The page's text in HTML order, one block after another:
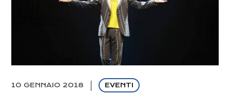
10 GENNAIO 2018 EVENTI